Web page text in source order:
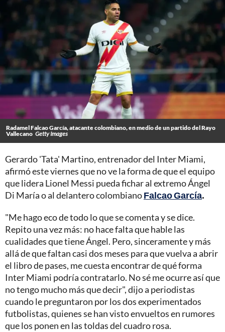
Radamel Falcao García, atacante colombiano, en medio de un partido del Rayo
Vallecano Getty Images
Gerardo 'Tata' Martino, entrenador del Inter Miami,
afirmó este viernes que no ve la forma de que el equipo
que lidera Lionel Messi pueda fichar al extremo Ángel
Di María o al delantero colombianoFalcao García.
"Me hago eco de todo lo que se comenta y se dice.
Repito una vez más: no hace falta que hable las
cualidades que tiene Ángel. Pero, sinceramente y más
allá de que faltan casi dos meses para que vuelva a abrir
el libro de pases, me cuesta encontrar de qué forma
Inter Miami podría contratarlo. No sé me ocurre así que
no tengo mucho más que decir", dijo a periodistas
cuando le preguntaron por los dos experimentados
futbolistas, quienes se han visto envueltos en rumores
que los ponen en las toldas del cuadro rosa.